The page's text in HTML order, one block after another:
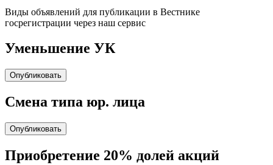
Виды объявлений для публикации в Вестнике
госрегистрации через наш сервис
Уменьшение УК
Опубликовать
Cмена типа юр. лица
Опубликовать
Приобретение 20% долей акций